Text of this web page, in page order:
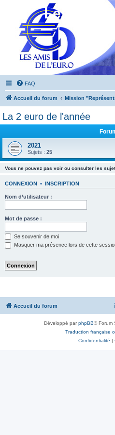
Les Amis
FAQ
Accueil du forum Mission
La 2 euro de l'année
2021
Sujets : 25
Vous ne pouvez pas voir ou consulter les
CONNEXION • INSCRIPTION
Nom d’utilisateur :
Mot de passe :
Se souvenir de moi
Masquer ma présence lors de cette
Accueil du forum
Développé parphpBB® Forum
Traduction française
Confidentialité |